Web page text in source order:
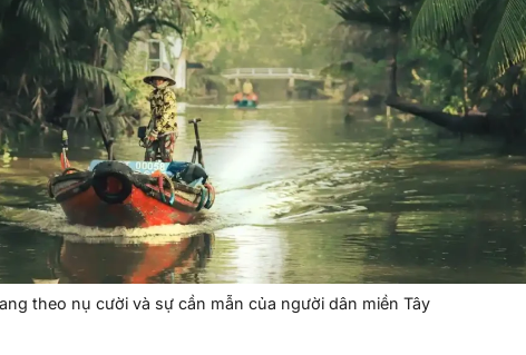
theo nụ cười và sự cần mẫn của người dân miền Tây